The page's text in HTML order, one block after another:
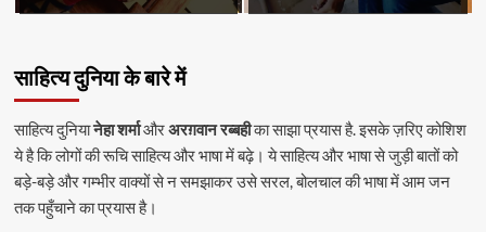
साहित्य दुनिया के बारे में
साहित्य दुनियानेहा शर्माऔरअरग़वान रब्बहीका साझा प्रयास है. इसके ज़रिए कोशिश
ये है कि लोगों की रूचि साहित्य और भाषा में बढ़े। ये साहित्य और भाषा से जुड़ी बातों को
बड़े-बड़े और गम्भीर वाक्यों से न समझाकर उसे सरल, बोलचाल की भाषा में आम जन
तक पहुँचाने का प्रयास है।